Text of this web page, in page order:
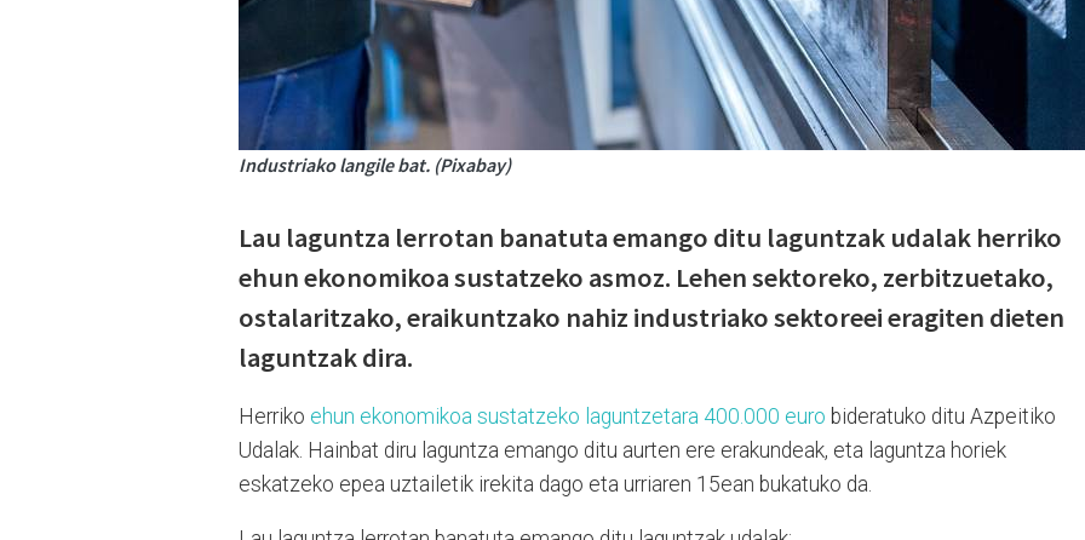
Industriako langile bat. (Pixabay)
Lau laguntza lerrotan banatuta emango ditu laguntzak udalak herriko
ehun ekonomikoa sustatzeko asmoz. Lehen sektoreko, zerbitzuetako,
ostalaritzako, eraikuntzako nahiz industriako sektoreei eragiten dieten
laguntzak dira.
Herriko ehun ekonomikoa sustatzeko laguntzetara 400.000 euro bideratuko ditu Azpeitiko
Udalak. Hainbat diru laguntza emango ditu aurten ere erakundeak, eta laguntza horiek
eskatzeko epea uztailetik irekita dago eta urriaren 15ean bukatuko da.